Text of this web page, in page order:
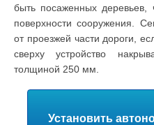
быть посаженных деревьев,
поверхности сооружения.
от проезжей части дороги,
сверху устройство
толщиной 250 мм.
Установить